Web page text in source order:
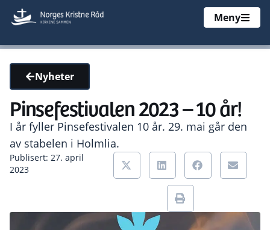
Meny
Nyheter
Pinsefestivalen 2023 – 10 år!
I år fyller Pinsefestivalen 10 år. 29. mai går den
av stabelen i Holmlia.
Publisert: 27. april
2023